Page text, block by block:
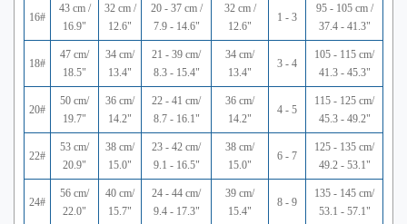
16#
43 cm /
16.9"
32 cm /
12.6"
20 - 37 cm /
7.9 - 14.6"
32 cm /
12.6"
1 - 3
95 - 105 cm /
37.4 - 41.3"
18#
47 cm/
18.5"
34 cm/
13.4"
21 - 39 cm/
8.3 - 15.4"
34 cm/
13.4"
3 - 4
105 - 115 cm/
41.3 - 45.3"
20#
50 cm/
19.7"
36 cm/
14.2"
22 - 41 cm/
8.7 - 16.1"
36 cm/
14.2"
4 - 5
115 - 125 cm/
45.3 - 49.2"
22#
53 cm/
20.9"
38 cm/
15.0"
23 - 42 cm/
9.1 - 16.5"
38 cm/
15.0"
6 - 7
125 - 135 cm/
49.2 - 53.1"
24#
56 cm/
22.0"
40 cm/
15.7"
24 - 44 cm/
9.4 - 17.3"
39 cm/
15.4"
8 - 9
135 - 145 cm/
53.1 - 57.1"